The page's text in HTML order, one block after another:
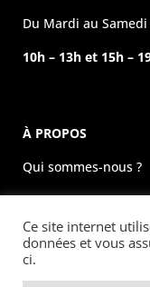
Du Mardi au Samedi
10h – 13h et 15h –
À PROPOS
Qui sommes-nous ?
La boutique
Évènements
Mentions légales
Ce site internet
données et vous
ci.